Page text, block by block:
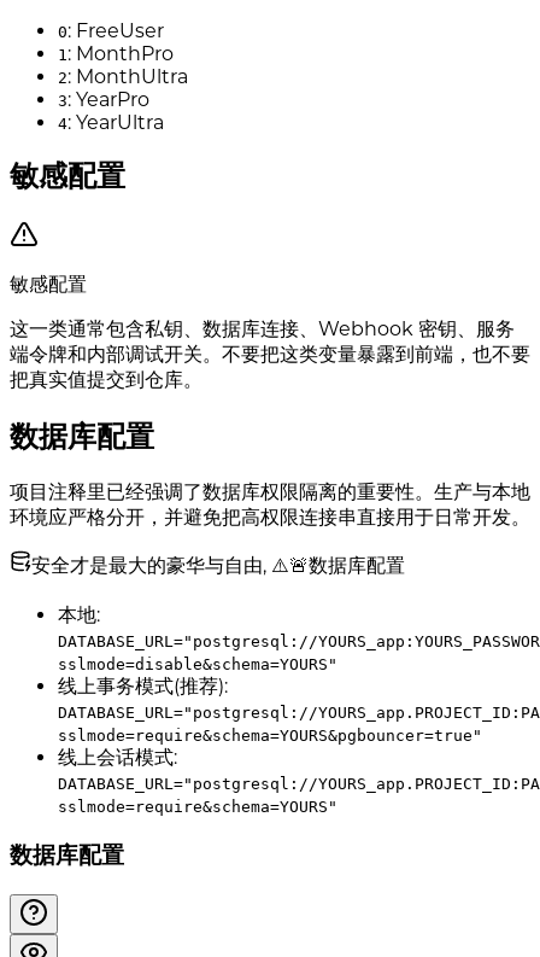
0: FreeUser
1 : MonthPro
2: MonthUltra
3: YearPro
4: YearUltra
敏感配置
敏感配置
这一类通常包含私钥、数据库连接、Webhook 密钥、服务
端令牌和内部调试开关。不要把这类变量暴露到前端，也不要
把真实值提交到仓库。
数据库配置
项目注释里已经强调了数据库权限隔离的重要性。生产与本地
环境应严格分开，并避免把高权限连接串直接用于日常开发。
安全才是最大的豪华与自由, ⚠️🚨数据库配置
本地:
DATABASE_URL="postgresql://
sslmode=disable&schema=YOURS"
线上事务模式(推荐):
DATABASE_URL="postgresql://
sslmode=require&schema=YOURS&pgbouncer=true"
线上会话模式:
DATABASE_URL="postgresql://
sslmode=require&schema=YOURS"
数据库配置